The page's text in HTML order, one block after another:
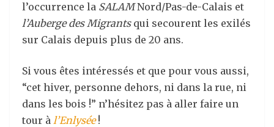
l’occurrence la SALAMNord/Pas-de-Calais et
l’Auberge des Migrantsqui secourent les exilés
sur Calais depuis plus de 20 ans.
Si vous êtes intéressés et que pour vous aussi,
“cet hiver, personne dehors, ni dans la rue, ni
dans les bois !” n’hésitez pas à aller faire un
tour à l’Enlysée!